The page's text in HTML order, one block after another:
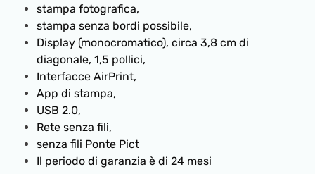
stampa fotografica,
stampa senza bordi possibile,
Display (monocromatico), circa 3,8 cm di
diagonale, 1,5 pollici,
Interfacce AirPrint,
App di stampa,
USB 2.0,
Rete senza fili,
senza fili Ponte Pict
Il periodo di garanzia è di 24 mesi